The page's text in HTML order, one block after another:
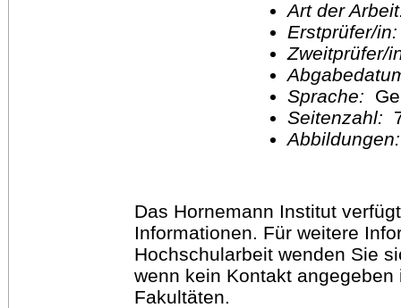
Art der
Erstprüfer/
Sprache:
Seitenzahl:
Das Hornemann Institut
Informationen. Für weitere
Hochschularbeit wenden Sie
wenn kein Kontakt
Fakultäten.